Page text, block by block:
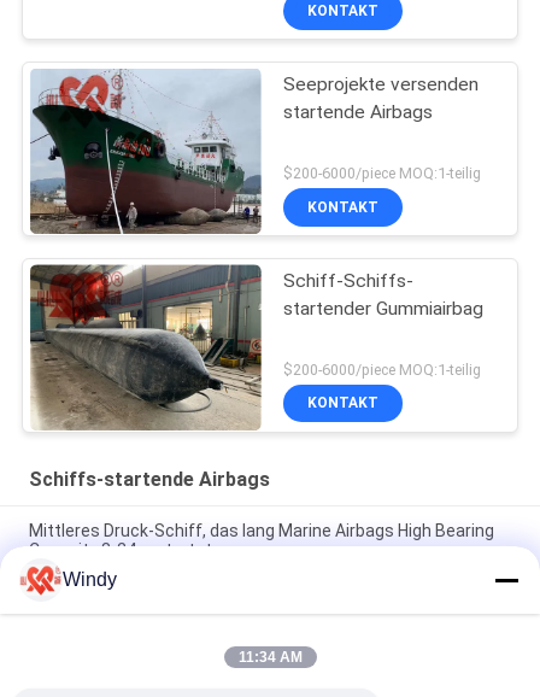
KONTAKT
Seeprojekte versenden
startende Airbags
$200-6000/piece MOQ:1-teilig
KONTAKT
Schiff-Schiffs-
startender Gummiairbag
$200-6000/piece MOQ:1-teilig
KONTAKT
Schiffs-startende Airbags
Mittleres Druck-Schiff, das lang Marine Airbags High Bearing
Capacity 8-24m startet
Naturkautschuk-Schiffs-startende Airbags steigen für
Landungs-Boote im Ballon auf
Sgs-Schiffs-startender Luftsack Marine Lifting Airbag 24
Windy
11:34 AM